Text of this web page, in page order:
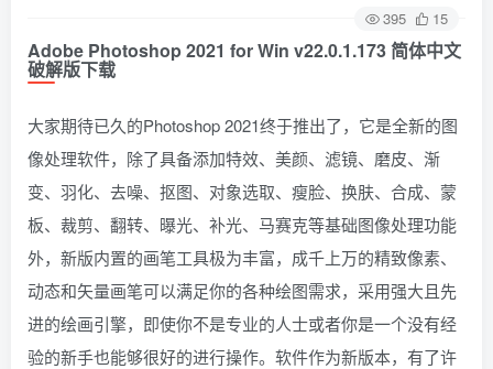
395 15
Adobe Photoshop 2021 for Win v22.0.1.173 简体中文
破解版下载
大家期待已久的Photoshop 2021终于推出了，它是全新的图
像处理软件，除了具备添加特效、美颜、滤镜、磨皮、渐
变、羽化、去噪、抠图、对象选取、瘦脸、换肤、合成、蒙
板、裁剪、翻转、曝光、补光、马赛克等基础图像处理功能
外，新版内置的画笔工具极为丰富，成千上万的精致像素、
动态和矢量画笔可以满足你的各种绘图需求，采用强大且先
进的绘画引擎，即使你不是专业的人士或者你是一个没有经
验的新手也能够很好的进行操作。软件作为新版本，有了许